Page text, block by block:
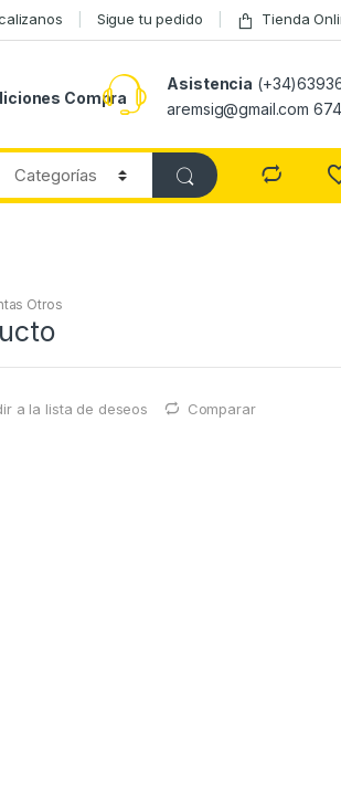
Sigue tu pedido Tienda
Compra
Asistencia
aremsig@gmail.com
Otros
a la lista de deseos Comparar